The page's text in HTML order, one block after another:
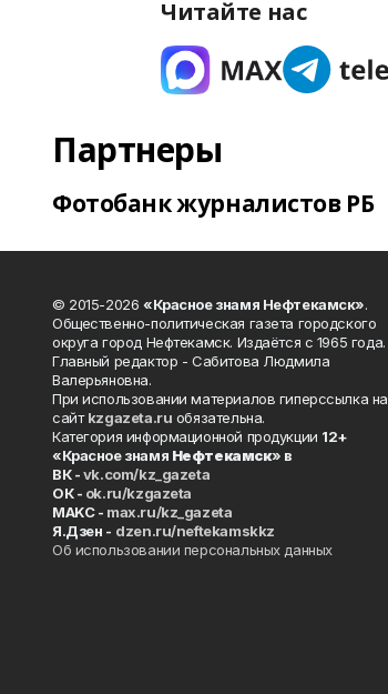
Читайте нас
Партнеры
Фотобанк журналистов РБ
© 2015-2026 «Красное знамя Нефтекамск».
Общественно-политическая газета городского
округа город Нефтекамск. Издаётся с 1965 года.
Главный редактор - Сабитова Людмила
Валерьяновна.
При использовании материалов гиперссылка на
сайтkzgazeta.ru обязательна.
Категория информационной продукции 12+
«Красное знамя Нефтекамск» в
ВК -vk.com/kz_gazeta
ОК - ok.ru/kzgazeta
MAKC - max.ru/kz_gazeta
Я.Дзен - dzen.ru/neftekamskkz
Об использовании персональных данных